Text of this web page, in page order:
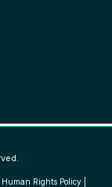
Human Rights Policy|